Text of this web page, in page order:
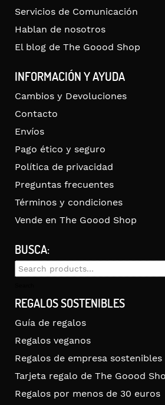
Servicios de Comunicación
Hablan de nosotros
El blog de The Goood Shop
INFORMACIÓN Y AYUDA
Cambios y Devoluciones
Contacto
Envíos
Pago ético y seguro
Política de privacidad
Preguntas frecuentes
Términos y condiciones
Vende en The Goood Shop
BUSCA:
Search
REGALOS SOSTENIBLES
Guía de regalos
Regalos veganos
Regalos de empresa sostenibles
Tarjeta regalo de The Goood
Regalos por menos de 30 euros